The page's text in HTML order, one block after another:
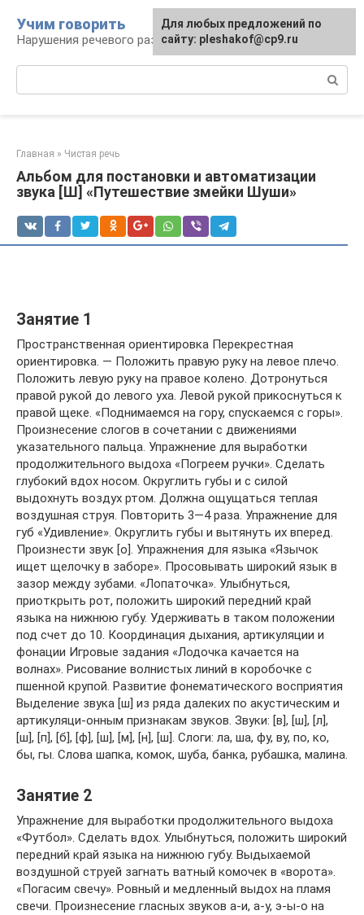
контенту
Учим говорить
Нарушения речевого развития
Главная » Чистая речь
Альбом для постановки и автоматизации
звука [Ш] «Путешествие змейки Шуши»
Занятие 1
Пространственная ориентировка Перекрестная
ориентировка. — Положить правую руку на левое плечо.
Положить левую руку на правое колено. Дотронуться
правой рукой до левого уха. Левой рукой прикоснуться к
правой щеке. «Поднимаемся на гору, спускаемся с горы».
Произнесение слогов в сочетании с движениями
указательного пальца. Упражнение для выработки
продолжительного выдоха «Погреем ручки». Сделать
глубокий вдох носом. Округлить губы и с силой
выдохнуть воздух ртом. Должна ощущаться теплая
воздушная струя. Повторить 3—4 раза. Упражнение для
губ «Удивление». Округлить губы и вытянуть их вперед.
Произнести звук [о]. Упражнения для языка «Язычок
ищет щелочку в заборе». Просовывать широкий язык в
зазор между зубами. «Лопаточка». Улыбнуться,
приоткрыть рот, положить широкий передний край
языка на нижнюю губу. Удерживать в таком положении
под счет до 10. Координация дыхания, артикуляции и
фонации Игровые задания «Лодочка качается на
волнах». Рисование волнистых линий в коробочке с
пшенной крупой. Развитие фонематического восприятия
Выделение звука [ш] из ряда далеких по акустическим и
артикуляци-онным признакам звуков. Звуки: [в], [ш], [л],
[ш], [п], [б], [ф], [ш], [м], [н], [ш]. Слоги: ла, ша, фу, ву, по, ко,
бы, гы. Слова шапка, комок, шуба, банка, рубашка, малина.
Занятие 2
Упражнение для выработки продолжительного выдоха
«Футбол». Сделать вдох. Улыбнуться, положить широкий
передний край языка на нижнюю губу. Выдыхаемой
воздушной струей загнать ватный комочек в «ворота».
«Погасим свечу». Ровный и медленный выдох на пламя
свечи. Произнесение гласных звуков а-и, а-у, э-ы-о на
Для любых предложений по
сайту: pleshakof@cp9.ru